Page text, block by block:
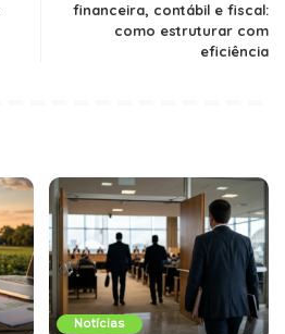
financeira, contábil e fiscal:
como estruturar com
eficiência
Notícias